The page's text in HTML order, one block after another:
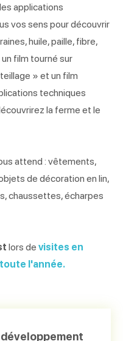
applications
vos sens pour découvrir
huile, paille, fibre,
film tourné sur
» et un film
techniques
la ferme et le
attend : vêtements,
de décoration en lin,
chaussettes, écharpes
lors de visites en
l'année.